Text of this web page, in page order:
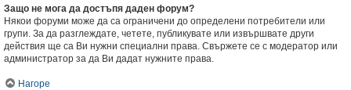
Защо не мога да достъпя даден форум?
Някои форуми може да са ограничени до определени потребители или
групи. За да разглеждате, четете, публикувате или извършвате други
действия ще са Ви нужни специални права. Свържете се с модератор или
администратор за да Ви дадат нужните права.
Нагоре